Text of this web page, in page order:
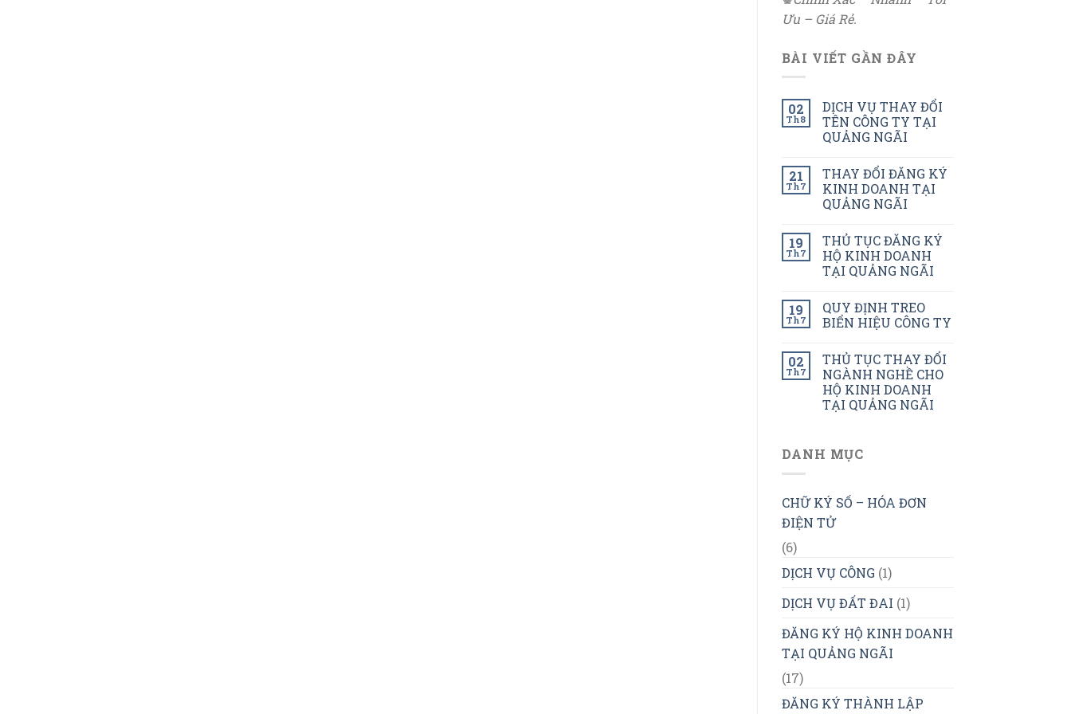
Ưu – Giá Rẻ.
BÀI VIẾT GẦN ĐÂY
02
Th8
DỊCH VỤ THAY ĐỔI
TÊN CÔNG TY TẠI
QUẢNG NGÃI
21
Th7
THAY ĐỔI ĐĂNG KÝ
KINH DOANH TẠI
QUẢNG NGÃI
19
Th7
THỦ TỤC ĐĂNG KÝ
HỘ KINH DOANH
TẠI QUẢNG NGÃI
19
Th7
QUY ĐỊNH TREO
BIỂN HIỆU CÔNG TY
02
Th7
THỦ TỤC THAY ĐỔI
NGÀNH NGHỀ CHO
HỘ KINH DOANH
TẠI QUẢNG NGÃI
DANH MỤC
CHỮ KÝ SỐ – HÓA ĐƠN
ĐIỆN TỬ
(6)
DỊCH VỤ CÔNG (1)
DỊCH VỤ ĐẤT ĐAI (1)
ĐĂNG KÝ HỘ KINH DOANH
TẠI QUẢNG NGÃI
(17)
ĐĂNG KÝ THÀNH LẬP